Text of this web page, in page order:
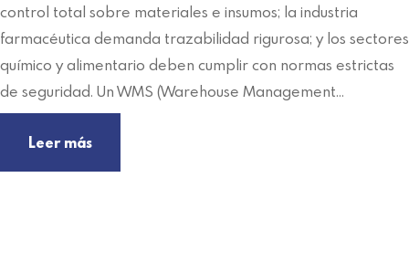
control total sobre materiales e insumos; la industria
farmacéutica demanda trazabilidad rigurosa; y los sectores
químico y alimentario deben cumplir con normas estrictas
de seguridad. Un WMS (Warehouse Management…
Leer más